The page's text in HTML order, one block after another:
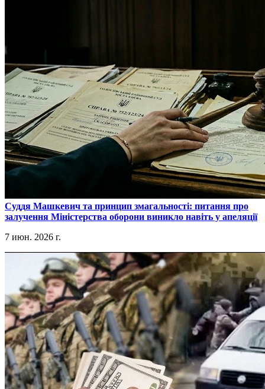
​Суддя Машкевич та принцип змагальності: питання про
залучення Міністерства оборони виникло навіть у апеляції
7 июн. 2026 г.